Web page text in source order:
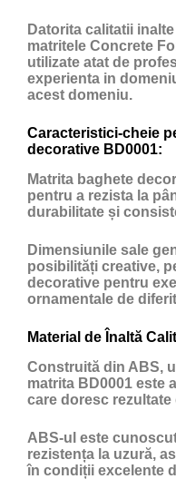
Datorita calitatii
matritele Concrete
utilizate atat de
experienta in
acest domeniu.
Caracteristici-cheie
decorative BD0001:
Matrita baghete
pentru a rezista la
durabilitate și
Dimensiunile sale
posibilități creative,
decorative pentru
ornamentale de
Material de Înaltă
Construită din ABS,
matrita BD0001 este
care doresc
ABS-ul este
rezistența la uzură,
în condiții excelente